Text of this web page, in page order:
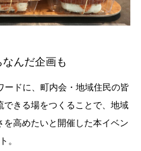
んだ企画も
ードに、町内会・地域住民の皆
きる場をつくることで、地域
高めたいと開催した本イベン
ト。